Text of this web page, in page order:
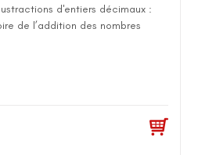
d'entiers décimaux :
de l’addition des nombres